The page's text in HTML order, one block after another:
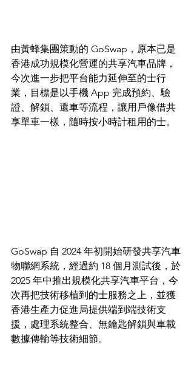
由黃蜂集團策動的 GoSwap，原本已是
香港成功規模化營運的共享汽車品牌，
今次進一步把平台能力延伸至的士行
業，目標是以手機 App 完成預約、驗
證、解鎖、還車等流程，讓用戶像借共
享單車一樣，隨時按小時計租用的士。
GoSwap 自 2024 年初開始研發共享汽車
物聯網系統，經過約 18 個月測試後，於
2025 年中推出規模化共享汽車平台，今
次再把技術移植到的士服務之上，並獲
香港生產力促進局提供端到端技術支
援，處理系統整合、無鑰匙解鎖與車載
數據傳輸等技術細節。